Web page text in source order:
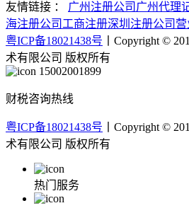
友情链接 ：
广州注册公司 广州代理
海注册公司 工商注册深圳注册公司
粤ICP备18021438号 丨Copyright ©
术有限公司 版权所有
15002001899
财税咨询热线
粤ICP备18021438号 丨Copyright ©
术有限公司 版权所有
热门服务